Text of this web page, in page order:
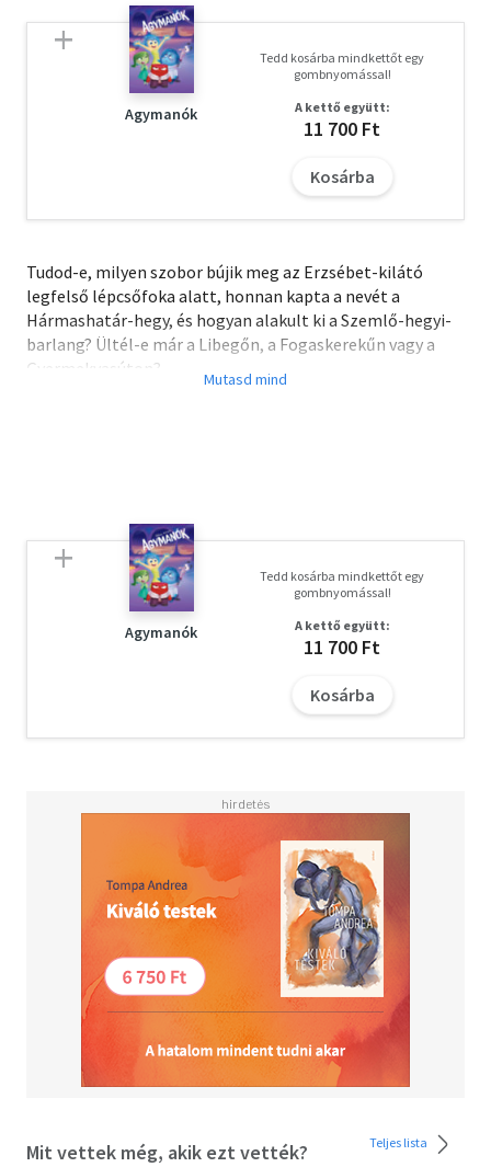
Agymanók
Tedd kosárba mindkettőt egy
gombnyomással!
A kettő együtt:
11 700 Ft
Kosárba
Tudod-e, milyen szobor bújik meg az Erzsébet-kilátó
legfelső lépcsőfoka alatt, honnan kapta a nevét a
Hármashatár-hegy, és hogyan alakult ki a Szemlő-hegyi-
barlang? Ültél-e már a Libegőn, a Fogaskerekűn vagy a
Gyermekvasúton?
végig az óvodáskorú olvasót Budapest nevezetes
helyszínein.
Olvasd el mások véleményét is!
Agymanók
Tedd kosárba mindkettőt egy
gombnyomással!
A kettő együtt:
11 700 Ft
Kosárba
Mit vettek még, akik ezt vették? Teljes lista